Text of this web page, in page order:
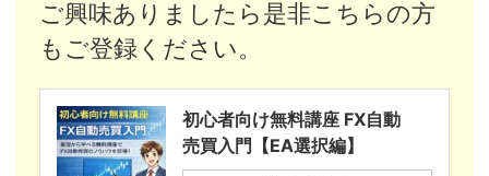
ご興味ありましたら是非こちらの方
もご登録ください。
初心者向け無料講座 FX自動
売買入門【EA選択編】